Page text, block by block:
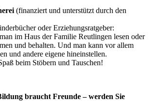
(finanziert und unterstützt durch den
oder Erziehungsratgeber:
im Haus der Familie Reutlingen lesen oder
und behalten. Und man kann vor allem
und andere eigene hineinstellen.
beim Stöbern und Tauschen!
braucht Freunde – werden Sie